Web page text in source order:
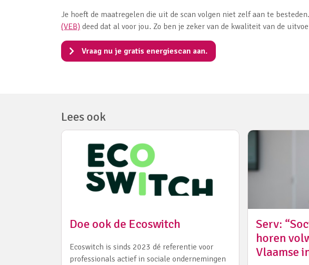
Je hoeft de maatregelen die uit de scan volgen niet zelf aan te
(VEB) deed dat al voor jou. Zo ben je zeker van de kwaliteit van de
Vraag nu je gratis energiescan aan.
Lees ook
Doe ook de Ecoswitch
Ecoswitch is sinds 2023 dé referentie voor
professionals actief in sociale ondernemingen
Serv:
horen
Vlaamse